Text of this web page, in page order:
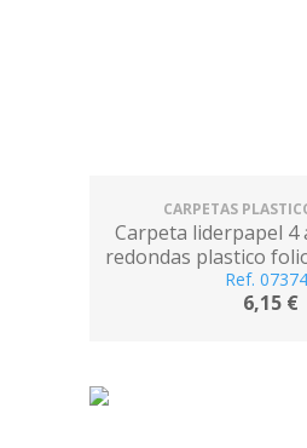
CARPETAS
Carpeta liderpapel 4
redondas plastico
Ref.
6,15 €